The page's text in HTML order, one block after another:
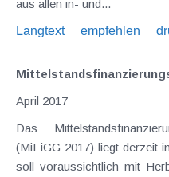
aus allen in- und...
Langtext
empfehlen
April 2017
Das Mittelstandsfinanzierungsgesellschaftengesetz 2017
(MiFiGG 2017) liegt derzeit
soll voraussichtlich mit Herbst 2017 in Kraft treten . Zuvor